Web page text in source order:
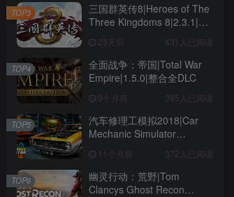
三国群英传8|Heroes of The
Three Kingdoms 8|2.3.1|整
23天前 431人已阅读
TOP3
全面战争：帝国|Total War
Empire|1.5.0|整合全DLC
9个月前 395人已阅读
TOP4
汽车修理工模拟2018|Car
Mechanic Simulator
11个月前 372人已阅读
TOP5
幽灵行动：荒野|Tom
Clancys Ghost Recon
TOP6